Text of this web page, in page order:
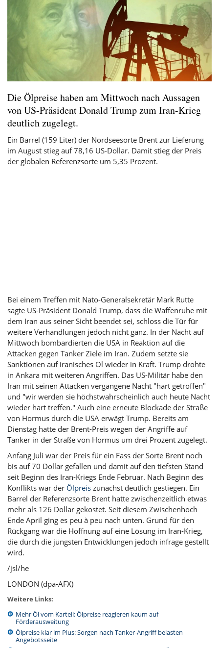
Die Ölpreise haben am Mittwoch nach Aussagen
von US-Präsident Donald Trump zum Iran-Krieg
deutlich zugelegt.
Ein Barrel (159 Liter) der Nordseesorte Brent zur Lieferung
im August stieg auf 78,16 US-Dollar. Damit stieg der Preis
der globalen Referenzsorte um 5,35 Prozent.
Bei einem Treffen mit Nato-Generalsekretär Mark Rutte
sagte US-Präsident Donald Trump, dass die Waffenruhe mit
dem Iran aus seiner Sicht beendet sei, schloss die Tür für
weitere Verhandlungen jedoch nicht ganz. In der Nacht auf
Mittwoch bombardierten die USA in Reaktion auf die
Attacken gegen Tanker Ziele im Iran. Zudem setzte sie
Sanktionen auf iranisches Öl wieder in Kraft. Trump drohte
in Ankara mit weiteren Angriffen. Das US-Militär habe den
Iran mit seinen Attacken vergangene Nacht "hart getroffen"
und "wir werden sie höchstwahrscheinlich auch heute Nacht
wieder hart treffen." Auch eine erneute Blockade der Straße
von Hormus durch die USA erwägt Trump. Bereits am
Dienstag hatte der Brent-Preis wegen der Angriffe auf
Tanker in der Straße von Hormus um drei Prozent zugelegt.
Anfang Juli war der Preis für ein Fass der Sorte Brent noch
bis auf 70 Dollar gefallen und damit auf den tiefsten Stand
seit Beginn des Iran-Kriegs Ende Februar. Nach Beginn des
Konflikts war der Ölpreis zunächst deutlich gestiegen. Ein
Barrel der Referenzsorte Brent hatte zwischenzeitlich etwas
mehr als 126 Dollar gekostet. Seit diesem Zwischenhoch
Ende April ging es peu à peu nach unten. Grund für den
Rückgang war die Hoffnung auf eine Lösung im Iran-Krieg,
die durch die jüngsten Entwicklungen jedoch infrage gestellt
wird.
/jsl/he
LONDON (dpa-AFX)
Weitere Links:
Mehr Öl vom Kartell: Ölpreise reagieren kaum auf
Förderausweitung
Ölpreise klar im Plus: Sorgen nach Tanker-Angriff belasten
Angebotsseite